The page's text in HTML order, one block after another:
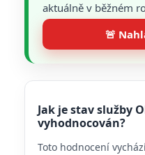
aktuálně v běžném
🚨
Jak je stav služby
vyhodnocován?
Toto hodnocení